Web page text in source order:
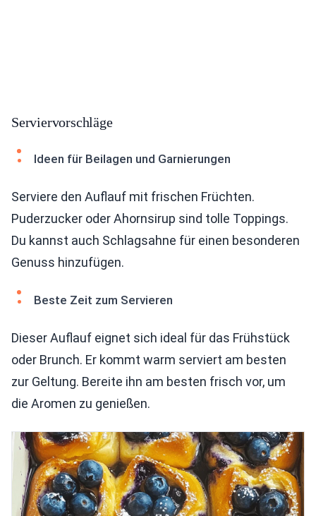
Serviervorschläge
Ideen für Beilagen und Garnierungen
Serviere den Auflauf mit frischen Früchten.
Puderzucker oder Ahornsirup sind tolle Toppings.
Du kannst auch Schlagsahne für einen besonderen
Genuss hinzufügen.
Beste Zeit zum Servieren
Dieser Auflauf eignet sich ideal für das Frühstück
oder Brunch. Er kommt warm serviert am besten
zur Geltung. Bereite ihn am besten frisch vor, um
die Aromen zu genießen.